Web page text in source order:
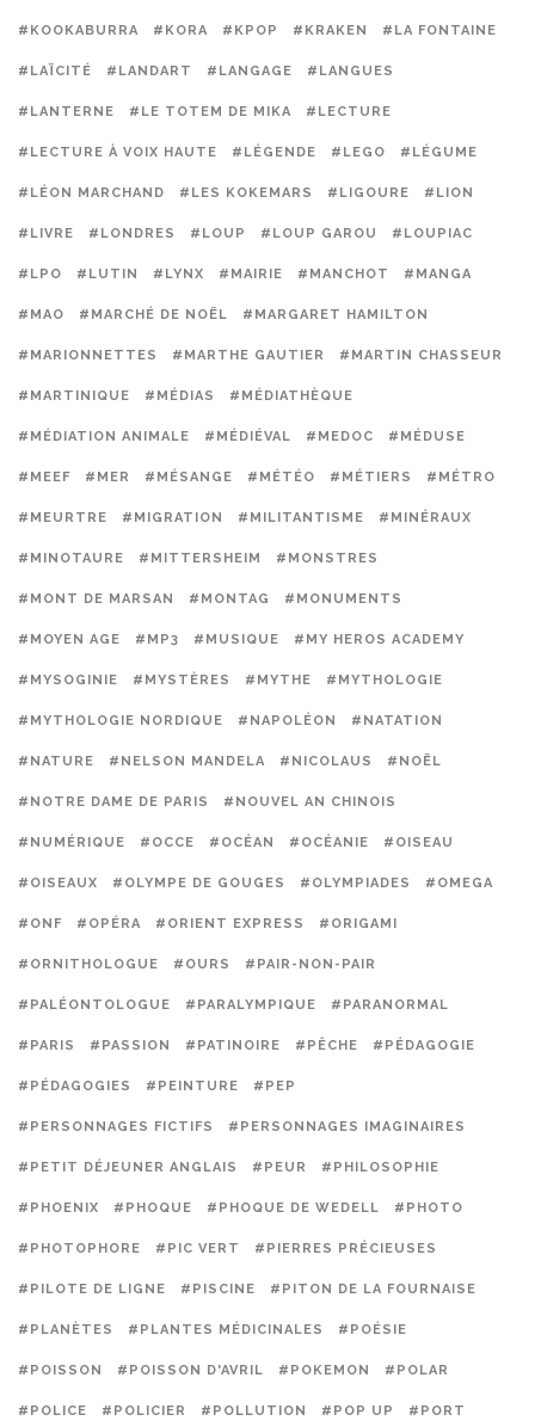
#KOOKABURRA #KORA #KPOP #KRAKEN #LA FONTAINE
#LAÏCITÉ #LANDART #LANGAGE #LANGUES
#LANTERNE #LE TOTEM DE MIKA #LECTURE
#LECTURE À VOIX HAUTE #LÉGENDE #LEGO #LÉGUME
#LÉON MARCHAND #LES KOKEMARS #LIGOURE #LION
#LIVRE #LONDRES #LOUP #LOUP GAROU #LOUPIAC
#LPO #LUTIN #LYNX #MAIRIE #MANCHOT #MANGA
#MAO #MARCHÉ DE NOËL #MARGARET HAMILTON
#MARIONNETTES #MARTHE GAUTIER #MARTIN CHASSEUR
#MARTINIQUE #MÉDIAS #MÉDIATHÈQUE
#MÉDIATION ANIMALE #MÉDIÉVAL #MEDOC #MÉDUSE
#MEEF #MER #MÉSANGE #MÉTÉO #MÉTIERS #MÉTRO
#MEURTRE #MIGRATION #MILITANTISME #MINÉRAUX
#MINOTAURE #MITTERSHEIM #MONSTRES
#MONT DE MARSAN #MONTAG #MONUMENTS
#MOYEN AGE #MP3 #MUSIQUE #MY HEROS ACADEMY
#MYSOGINIE #MYSTÈRES #MYTHE #MYTHOLOGIE
#MYTHOLOGIE NORDIQUE #NAPOLÉON #NATATION
#NATURE #NELSON MANDELA #NICOLAUS #NOËL
#NOTRE DAME DE PARIS #NOUVEL AN CHINOIS
#NUMÉRIQUE #OCCE #OCÉAN #OCÉANIE #OISEAU
#OISEAUX #OLYMPE DE GOUGES #OLYMPIADES #OMEGA
#ONF #OPÉRA #ORIENT EXPRESS #ORIGAMI
#ORNITHOLOGUE #OURS #PAIR-NON-PAIR
#PALÉONTOLOGUE #PARALYMPIQUE #PARANORMAL
#PARIS #PASSION #PATINOIRE #PÊCHE #PÉDAGOGIE
#PÉDAGOGIES #PEINTURE #PEP
#PERSONNAGES FICTIFS #PERSONNAGES IMAGINAIRES
#PETIT DÉJEUNER ANGLAIS #PEUR #PHILOSOPHIE
#PHOENIX #PHOQUE #PHOQUE DE WEDELL #PHOTO
#PHOTOPHORE #PIC VERT #PIERRES PRÉCIEUSES
#PILOTE DE LIGNE #PISCINE #PITON DE LA FOURNAISE
#PLANÈTES #PLANTES MÉDICINALES #POÉSIE
#POISSON #POISSON D'AVRIL #POKEMON #POLAR
#POLICE #POLICIER #POLLUTION #POP UP #PORT